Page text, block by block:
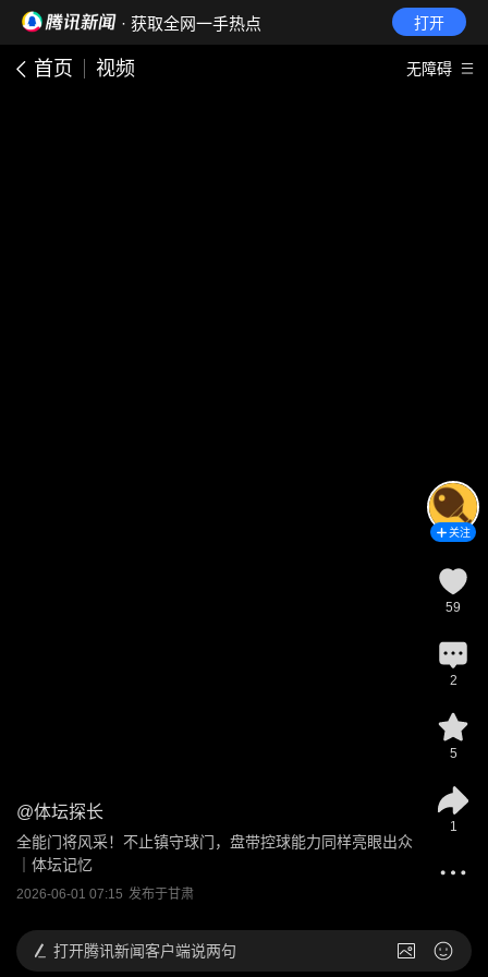
· 获取全网一手热点 打开
首页 视频 无障碍
@体坛探长
全能门将风采！不止镇守球门，盘带控球能力同样亮眼出众
｜体坛记忆
2026-06-01 07:15 发布于甘肃
关注
59
2
5
1
打开腾讯新闻客户端说两句